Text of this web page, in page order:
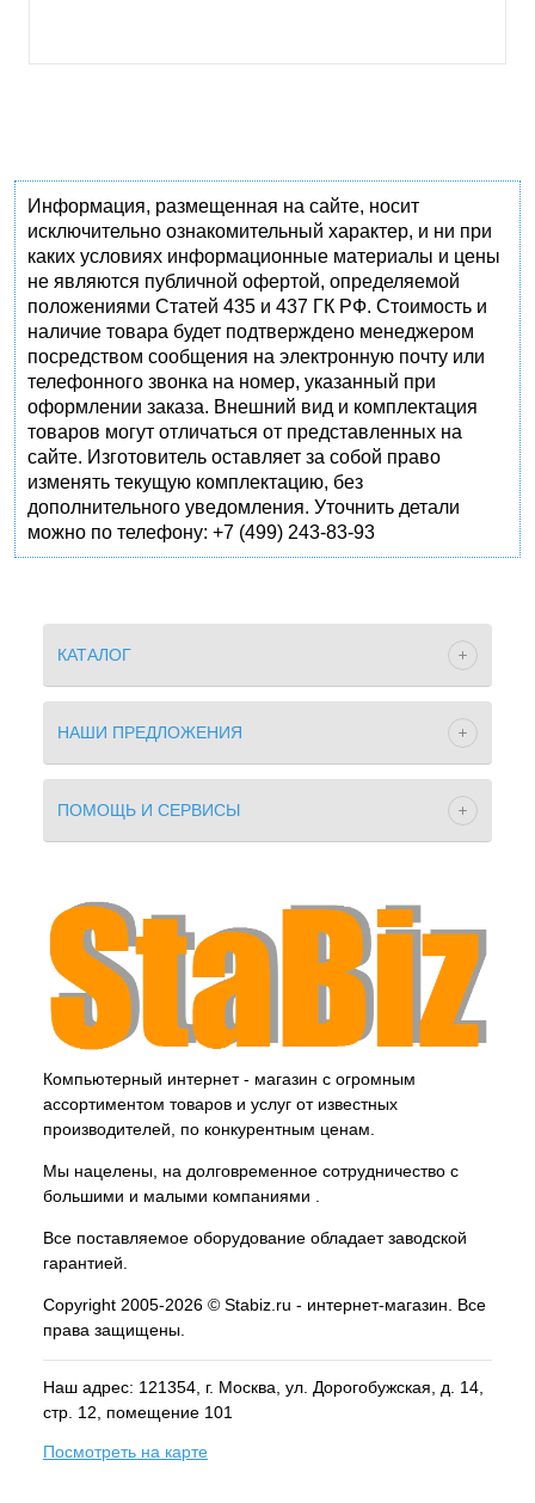
Информация, размещенная на сайте, носит
исключительно ознакомительный характер, и ни при
каких условиях информационные материалы и цены
не являются публичной офертой, определяемой
положениями Статей 435 и 437 ГК РФ. Стоимость и
наличие товара будет подтверждено менеджером
посредством сообщения на электронную почту или
телефонного звонка на номер, указанный при
оформлении заказа. Внешний вид и комплектация
товаров могут отличаться от представленных на
сайте. Изготовитель оставляет за собой право
изменять текущую комплектацию, без
дополнительного уведомления. Уточнить детали
можно по телефону: +7 (499) 243-83-93
КАТАЛОГ
НАШИ ПРЕДЛОЖЕНИЯ
ПОМОЩЬ И СЕРВИСЫ
Компьютерный интернет - магазин с огромным
ассортиментом товаров и услуг от известных
производителей, по конкурентным ценам.
Мы нацелены, на долговременное сотрудничество с
большими и малыми компаниями .
Все поставляемое оборудование обладает заводской
гарантией.
Copyright 2005-2026 © Stabiz.ru - интернет-магазин. Все
права защищены.
Наш адрес: 121354, г. Москва , ул. Дорогобужская, д. 14,
стр. 12, помещение 101
Посмотреть на карте